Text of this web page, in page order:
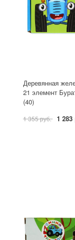
Деревянная
21 элемент
(40)
1 355 руб. 1 283